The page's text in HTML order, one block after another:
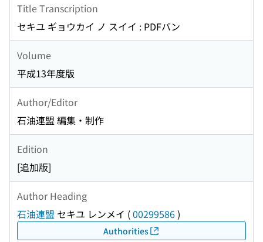
Title Transcription
セキユ ギョウカイ ノ スイイ : PDFバン
Volume
平成13年度版
Author/Editor
石油連盟 編集・制作
Edition
[追加版]
Author Heading
石油連盟 セキユ レンメイ (00299586)
Authorities